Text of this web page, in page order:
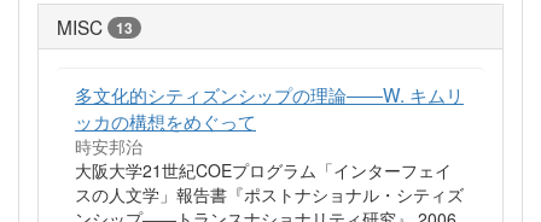
MISC 13
多文化的シティズンシップの理論――W. キムリ
ッカの構想をめぐって
時安邦治
大阪大学21世紀COEプログラム「インターフェイ
スの人文学」報告書『ポストナショナル・シティズ